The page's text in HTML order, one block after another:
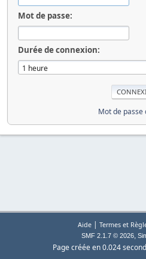
Mot de passe:
Durée de connexion:
Mot de passe
Aide| Termes et
SMF 2.1.7 © 2026,
Page créée en 0.024